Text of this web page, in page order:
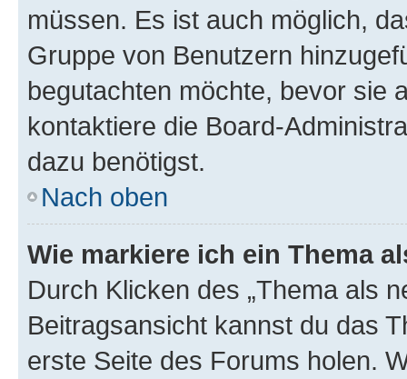
müssen. Es ist auch möglich,
Gruppe von Benutzern
begutachten möchte, bevor sie
kontaktiere die Board-
dazu benötigst.
Nach oben
Wie markiere ich ein Thema
Durch Klicken des „Thema als
Beitragsansicht kannst du das
erste Seite des Forums holen.